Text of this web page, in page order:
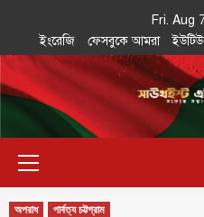
content
Fri. Aug
ইংরেজি
ফেসবুকে আমরা
Asia
IN SEARCH OF THE TRUTH
অপরাধ পার্বত্য চট্টগ্রাম